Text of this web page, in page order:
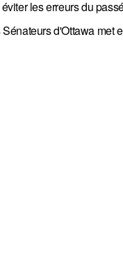
les erreurs du
d'Ottawa